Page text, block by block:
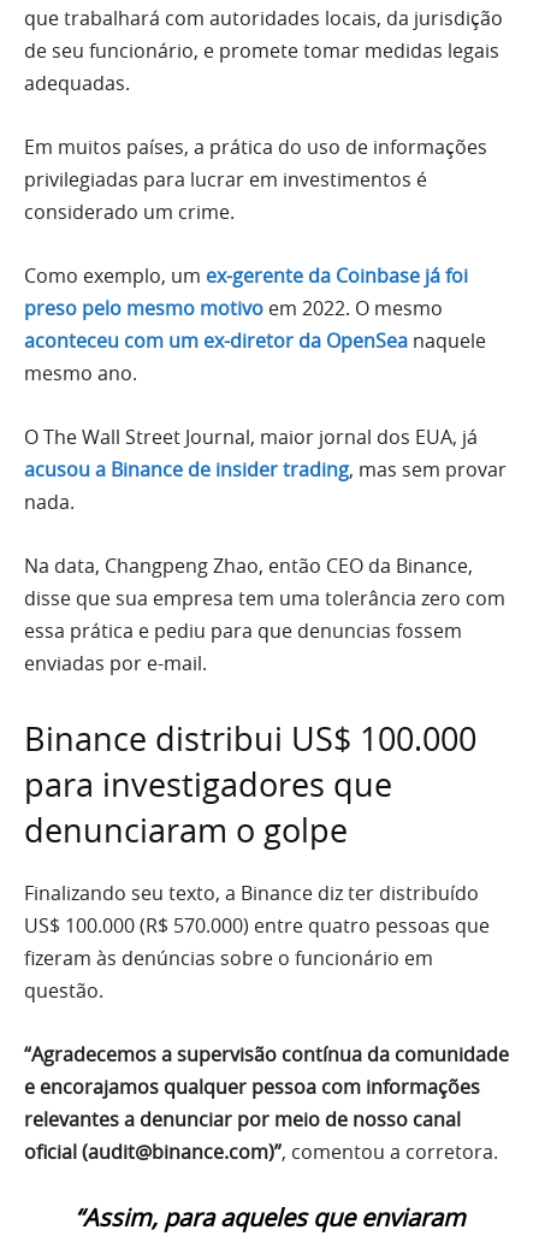
que trabalhará com autoridades locais, da jurisdição
de seu funcionário, e promete tomar medidas legais
adequadas.
Em muitos países, a prática do uso de informações
privilegiadas para lucrar em investimentos é
considerado um crime.
Como exemplo, um ex-gerente da Coinbase já foi
preso pelo mesmo motivo em 2022. O mesmo
aconteceu com um ex-diretor da OpenSea naquele
mesmo ano.
O The Wall Street Journal, maior jornal dos EUA, já
acusou a Binance de insider trading, mas sem provar
nada.
Na data, Changpeng Zhao, então CEO da Binance,
disse que sua empresa tem uma tolerância zero com
essa prática e pediu para que denuncias fossem
enviadas por e-mail.
Binance distribui US$ 100.000
para investigadores que
denunciaram o golpe
Finalizando seu texto, a Binance diz ter distribuído
US$ 100.000 (R$ 570.000) entre quatro pessoas que
fizeram às denúncias sobre o funcionário em
questão.
“Agradecemos a supervisão contínua da comunidade
e encorajamos qualquer pessoa com informações
relevantes a denunciar por meio de nosso canal
oficial (audit@binance.com)”, comentou a corretora.
“Assim, para aqueles que enviaram